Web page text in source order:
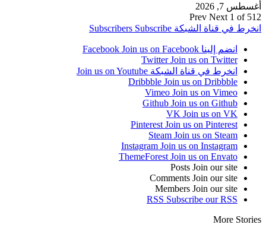
أغسطس 7, 2026
Prev Next 1 of 512
انخرط في قناة الشبكة
Subscribers Subscribe
انضم إلينا Facebook Join us on Facebook
Twitter Join us on Twitter
انخرط في قناة الشبكة Join us on Youtube
Dribbble Join us on Dribbble
Vimeo Join us on Vimeo
Github Join us on Github
VK Join us on VK
Pinterest Join us on Pinterest
Steam Join us on Steam
Instagram Join us on Instagram
ThemeForest Join us on Envato
Posts Join our site
Comments Join our site
Members Join our site
RSS Subscribe our RSS
More Stories